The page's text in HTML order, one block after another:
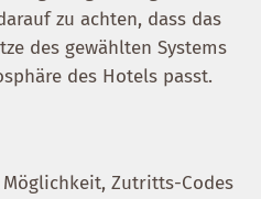
zu achten, dass das
des gewählten Systems
des Hotels passt.
Zutritts-Codes